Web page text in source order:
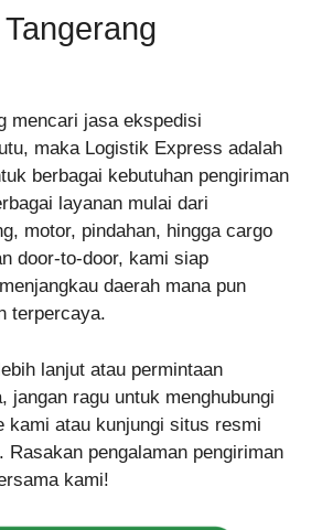
mencari jasa ekspedisi
maka Logistik Express adalah
berbagai kebutuhan pengiriman
layanan mulai dari
motor, pindahan, hingga cargo
door-to-door, kami siap
daerah mana pun
terpercaya.
lanjut atau permintaan
jangan ragu untuk menghubungi
kami atau kunjungi situs resmi
Rasakan pengalaman pengiriman
kami!